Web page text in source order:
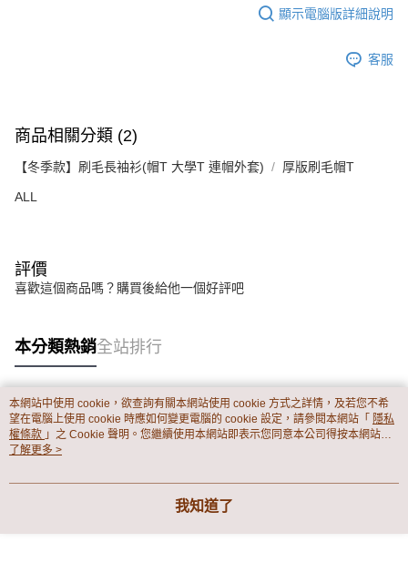
顯示電腦版詳細說明
客服
商品相關分類 (2)
【冬季款】刷毛長袖衫(帽T 大學T 連帽外套) 厚版刷毛帽T
ALL
評價
喜歡這個商品嗎？購買後給他一個好評吧
本分類熱銷全站排行
熱門標籤
本網站中使用 cookie，欲查詢有關本網站使用 cookie 方式之詳情，及若您不希
望在電腦上使用 cookie 時應如何變更電腦的 cookie 設定，請參閱本網站「 隱私
權條款 」之 Cookie 聲明。您繼續使用本網站即表示您同意本公司得按本網站使
用條款之 Cookie 聲明使用 cookie。
了解更多 >
我知道了